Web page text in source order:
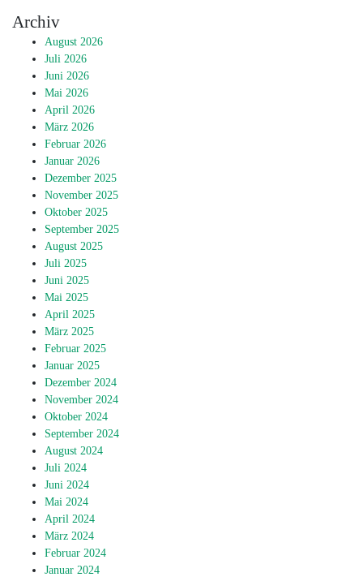
Archiv
August 2026
Juli 2026
Juni 2026
Mai 2026
April 2026
März 2026
Februar 2026
Januar 2026
Dezember 2025
November 2025
Oktober 2025
September 2025
August 2025
Juli 2025
Juni 2025
Mai 2025
April 2025
März 2025
Februar 2025
Januar 2025
Dezember 2024
November 2024
Oktober 2024
September 2024
August 2024
Juli 2024
Juni 2024
Mai 2024
April 2024
März 2024
Februar 2024
Januar 2024